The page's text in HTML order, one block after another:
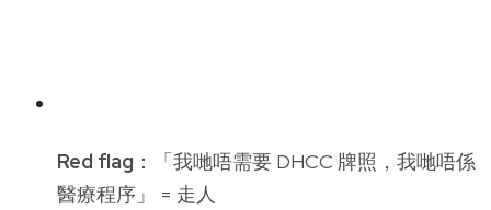
Red flag ：「我哋唔需要 DHCC 牌照，我哋唔係
醫療程序」 = 走人